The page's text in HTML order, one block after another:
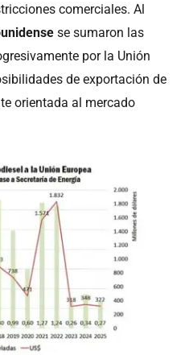
comerciales. Al
se sumaron las
por la Unión
de exportación de
orientada al mercado